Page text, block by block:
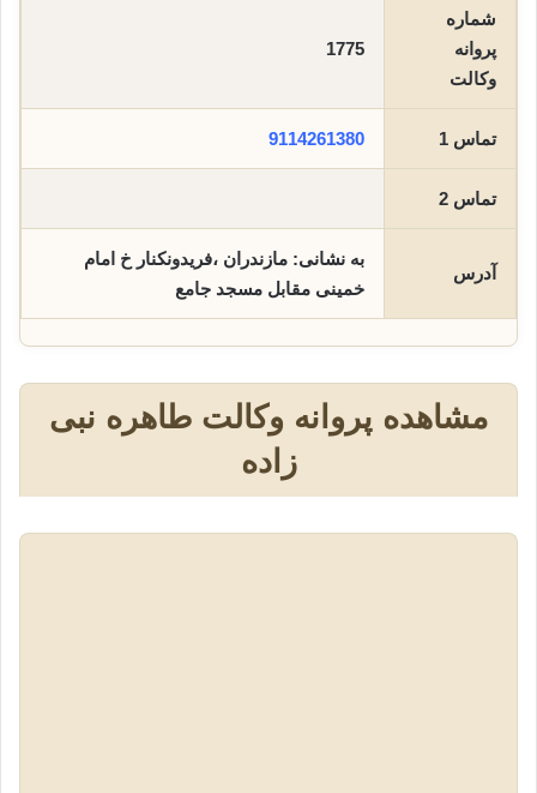
شماره
پروانه
وکالت
1775
تماس 1 9114261380
تماس 2
آدرس
به نشانی: مازندران ،فریدونکنار خ امام
خمینی مقابل مسجد جامع
مشاهده پروانه وکالت طاهره نبی
زاده